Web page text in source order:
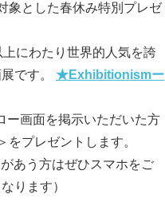
象とした春休み特別プレゼ
にわたり世界的人気を誇
です。 ★Exhibitionismー
ー画面を掲示いただいた方
プレゼントします。
あう方はぜひスマホをご
ります）